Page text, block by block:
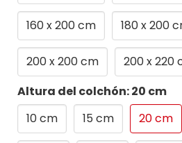
160 x 200 cm 180 x 200
200 x 200 cm
200 x 220
Altura del colchón: 20 cm
10 cm
15 cm 20 cm